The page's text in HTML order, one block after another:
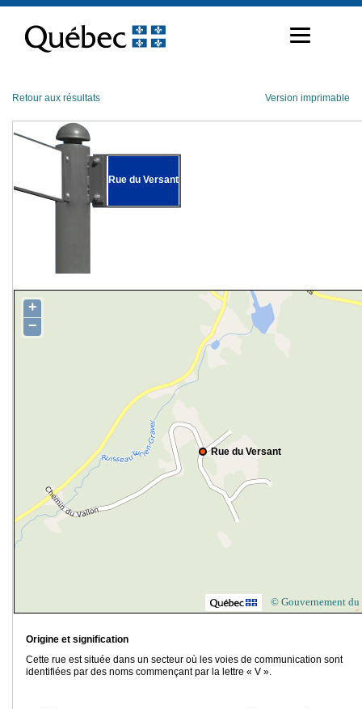
contenu
Retour aux résultats Version imprimable
Rue du Versant
Rue du Versant
+
−
© Gouvernement du
Origine et signification
Cette rue est située dans un secteur où les voies de communication sont
identifiées par des noms commençant par la lettre « V ».